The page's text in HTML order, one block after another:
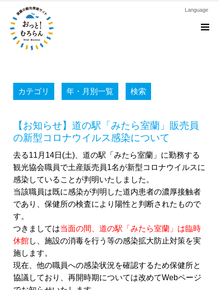
Language
カテゴリ 年・月別一覧 検索
【お知らせ】道の駅「みたら室蘭」販売員
の新型コロナウイルス感染について
去る11月14日(土)、道の駅「みたら室蘭」に勤務する
観光協会職員で土産販売員1名が新型コロナウイルスに
感染していることが判明いたしました。
当該職員は既に感染が判明した道内患者の濃厚接触者
であり、保健所の検査により陽性と判断されたもので
す。
つきましては当面の間、道の駅「みたら室蘭」は臨時
休館し、施設の消毒を行う等の感染拡大防止対策を実
施します。
現在、他の職員への感染状況を確認するため保健所と
協議しており、再開時期については改めてWebページ